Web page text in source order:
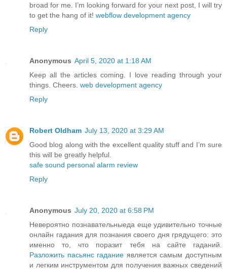
broad for me. I’m looking forward for your next post, I will try
to get the hang of it! webflow development agency
Reply
Anonymous April 5, 2020 at 1:18 AM
Keep all the articles coming. I love reading through your
things. Cheers. web development agency
Reply
Robert Oldham July 13, 2020 at 3:29 AM
Good blog along with the excellent quality stuff and I’m sure
this will be greatly helpful.
safe sound personal alarm review
Reply
Anonymous July 20, 2020 at 6:58 PM
Невероятно познавательныеда еще удивительно точные
онлайн гадания для познания своего дня грядущего: это
именно то, что поразит тебя на сайте гаданий.
Разложить пасьянс гадание является самым доступным
и легким инструментом для получения важных сведений